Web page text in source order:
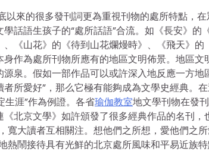
來的很多發刊詞更為重視刊物的處所特點，
話語生孩子的“處所話語”合流。如《長安》的
、《山花》的《待到山花爛熳時》、《飛天》
作為處所刊物所應有的地區文明佈景。地區
泉。假如一部作品可以或許深入地反應一方地
所愛好”，那么它極有能夠成為文學史經典。
生涯”作為例證。各省瑜伽教室地文學刊物在發
北京文學》如許頒發了很多經典作品的名刊
寬大讀者互相關注。想他們之所想，愛他們之
熱鬧接待具有光鮮的北京處所風味和平易近族